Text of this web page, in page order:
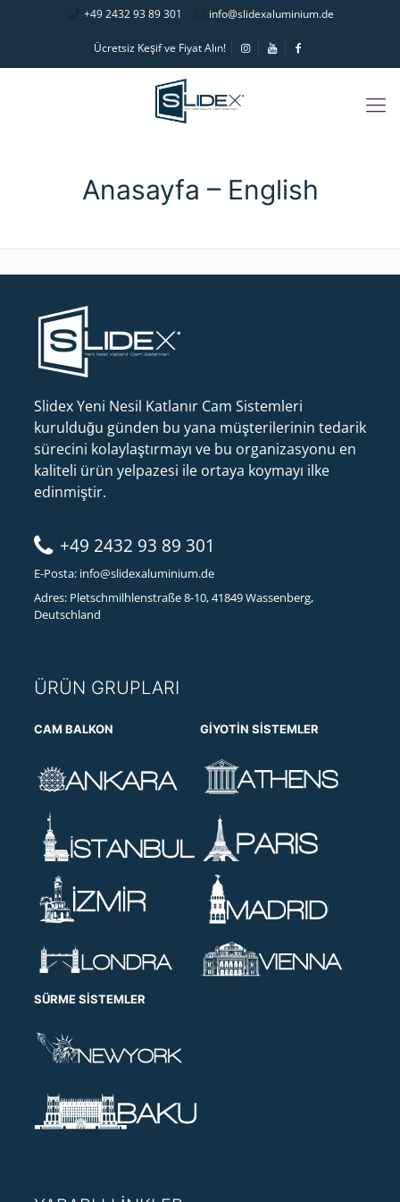
+49 2432 93 89 301 info@slidexaluminium.de
Ücretsiz Keşif ve Fiyat Alın!
Anasayfa – English
Slidex Yeni Nesil Katlanır Cam Sistemleri
kurulduğu günden bu yana müşterilerinin tedarik
sürecini kolaylaştırmayı ve bu organizasyonu en
kaliteli ürün yelpazesi ile ortaya koymayı ilke
edinmiştir.
+49 2432 93 89 301
E-Posta: info@slidexaluminium.de
Adres: Pletschmilhlenstraße 8-10, 41849 Wassenberg,
Deutschland
ÜRÜN GRUPLARI
CAM BALKON GIYOTIN SISTEMLER
SÜRME SISTEMLER